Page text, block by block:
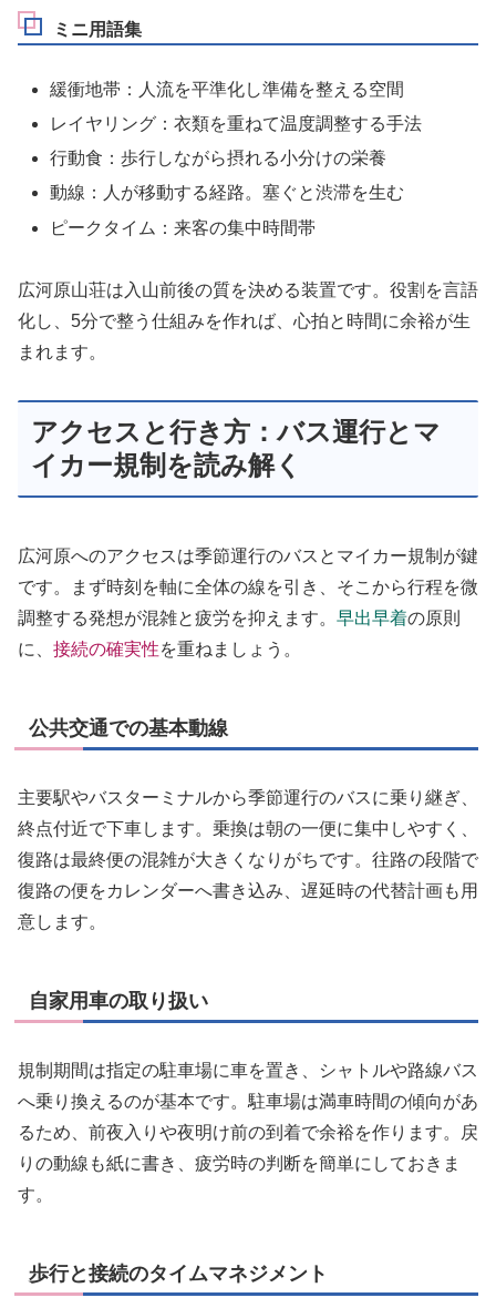
ミニ用語集
緩衝地帯：人流を平準化し準備を整える空間
レイヤリング：衣類を重ねて温度調整する手法
行動食：歩行しながら摂れる小分けの栄養
動線：人が移動する経路。塞ぐと渋滞を生む
ピークタイム：来客の集中時間帯
広河原山荘は入山前後の質を決める装置です。役割を言語
化し、5分で整う仕組みを作れば、心拍と時間に余裕が生
まれます。
アクセスと行き方：バス運行とマ
イカー規制を読み解く
広河原へのアクセスは季節運行のバスとマイカー規制が鍵
です。まず時刻を軸に全体の線を引き、そこから行程を微
調整する発想が混雑と疲労を抑えます。 早出早着の原則
に、 接続の確実性を重ねましょう。
公共交通での基本動線
主要駅やバスターミナルから季節運行のバスに乗り継ぎ、
終点付近で下車します。乗換は朝の一便に集中しやすく、
復路は最終便の混雑が大きくなりがちです。往路の段階で
復路の便をカレンダーへ書き込み、遅延時の代替計画も用
意します。
自家用車の取り扱い
規制期間は指定の駐車場に車を置き、シャトルや路線バス
へ乗り換えるのが基本です。駐車場は満車時間の傾向があ
るため、前夜入りや夜明け前の到着で余裕を作ります。戻
りの動線も紙に書き、疲労時の判断を簡単にしておきま
す。
歩行と接続のタイムマネジメント